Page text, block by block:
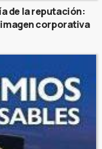
de la reputación:
corporativa